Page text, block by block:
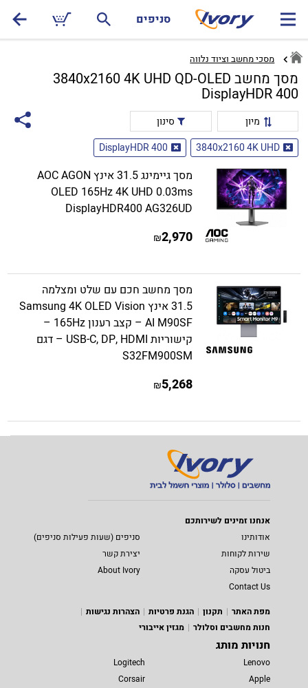
סניפים
מסכי מחשב וציוד נלווה
מסך מחשב 3840x2160 4K UHD QD-OLED
DisplayHDR 400
מיון
סינון
3840x2160 4K UHD
DisplayHDR 400
מסך גיימינג 31.5 אינץ AOC AGON
OLED 165Hz 4K UHD 0.03ms
DisplayHDR400 AG326UD
2,970
₪
מסך מחשב חכם עם שלט ומצלמה
31.5 אינץ Samsung 4K OLED Vision
AI M90SF – קצב רענון 165Hz –
קישוריות USB-C, DP, HDMI – דגם
S32FM900SM
5,268
₪
אנחנו זמינים לשירותכם
אודותינו
סניפים (שעות פעילות סניפים)
שירות לקוחות
יצירת קשר
ביטול עסקה
About Ivory
Contact Us
מפת האתר
תקנון הגנת פרטיות
הצהרות נגישות
חנות מחשבים וסלולר
מגזין אייבורי
חנויות מותג
Lenovo
Apple
Logitech
Corsair